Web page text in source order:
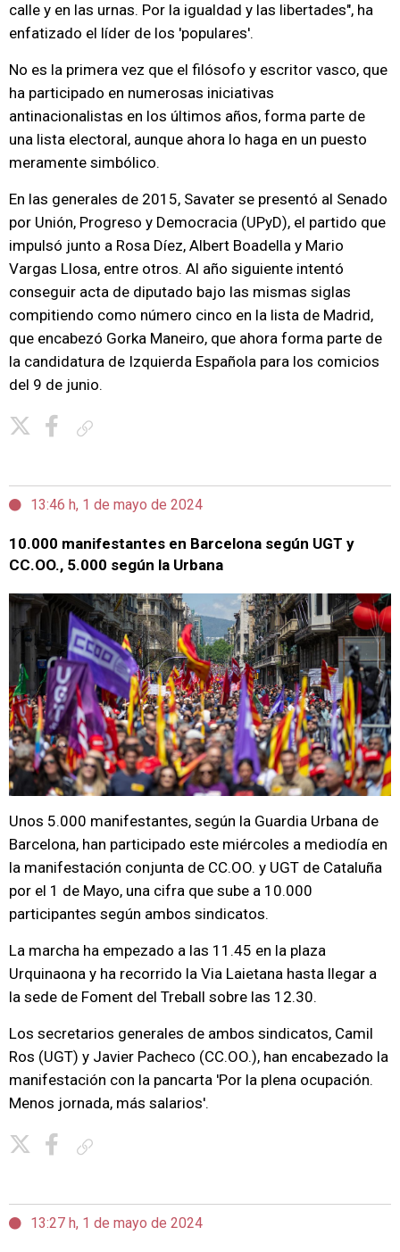
calle y en las urnas. Por la igualdad y las libertades", ha
enfatizado el líder de los 'populares'.
No es la primera vez que el filósofo y escritor vasco, que
ha participado en numerosas iniciativas
antinacionalistas en los últimos años, forma parte de
una lista electoral, aunque ahora lo haga en un puesto
meramente simbólico.
En las generales de 2015, Savater se presentó al Senado
por Unión, Progreso y Democracia (UPyD), el partido que
impulsó junto a Rosa Díez, Albert Boadella y Mario
Vargas Llosa, entre otros. Al año siguiente intentó
conseguir acta de diputado bajo las mismas siglas
compitiendo como número cinco en la lista de Madrid,
que encabezó Gorka Maneiro, que ahora forma parte de
la candidatura de Izquierda Española para los comicios
del 9 de junio.
13:46 h, 1 de mayo de 2024
10.000 manifestantes en Barcelona según UGT y
CC.OO., 5.000 según la Urbana
Unos 5.000 manifestantes, según la Guardia Urbana de
Barcelona, han participado este miércoles a mediodía en
la manifestación conjunta de CC.OO. y UGT de Cataluña
por el 1 de Mayo, una cifra que sube a 10.000
participantes según ambos sindicatos.
La marcha ha empezado a las 11.45 en la plaza
Urquinaona y ha recorrido la Via Laietana hasta llegar a
la sede de Foment del Treball sobre las 12.30.
Los secretarios generales de ambos sindicatos, Camil
Ros (UGT) y Javier Pacheco (CC.OO.), han encabezado la
manifestación con la pancarta 'Por la plena ocupación.
Menos jornada, más salarios'.
13:27 h, 1 de mayo de 2024